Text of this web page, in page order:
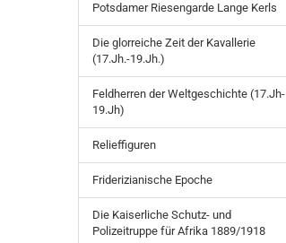
Potsdamer Riesengarde Lange Kerls
Die glorreiche Zeit der Kavallerie
(17.Jh.-19.Jh.)
Feldherren der Weltgeschichte (17.Jh-
19.Jh)
Relieffiguren
Friderizianische Epoche
Die Kaiserliche Schutz- und
Polizeitruppe für Afrika 1889/1918